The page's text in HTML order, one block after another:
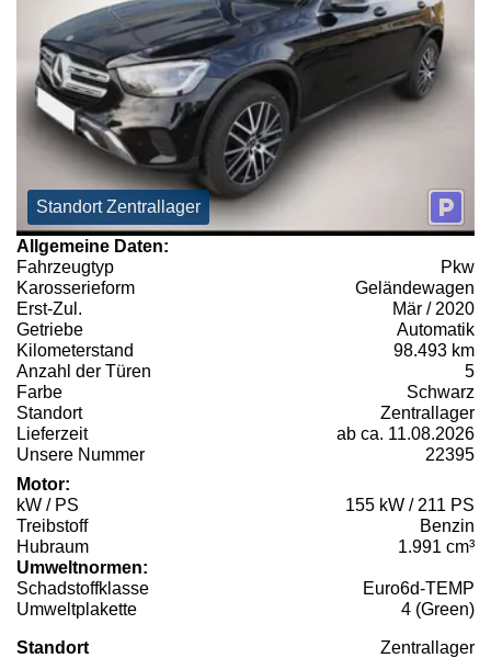
Standort Zentrallager
Allgemeine Daten:
Fahrzeugtyp
Pkw
Karosserieform
Geländewagen
Erst-Zul.
Mär / 2020
Getriebe
Automatik
Kilometerstand
98.493 km
Anzahl der Türen
5
Farbe
Schwarz
Standort
Zentrallager
Lieferzeit
ab ca. 11.08.2026
Unsere Nummer
22395
Motor:
kW / PS
155 kW / 211 PS
Treibstoff
Benzin
Hubraum
1.991 cm³
Umweltnormen:
Schadstoffklasse
Euro6d-TEMP
Umweltplakette
4 (Green)
Standort Zentrallager